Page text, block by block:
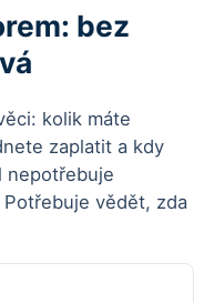
bez
kolik máte
zaplatit a kdy
nepotřebuje
vědět, zda